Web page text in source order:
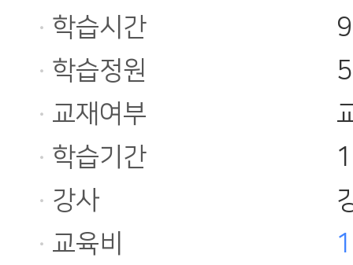
학습시간
학습정원
교재여부
학습기간
강사
교육비